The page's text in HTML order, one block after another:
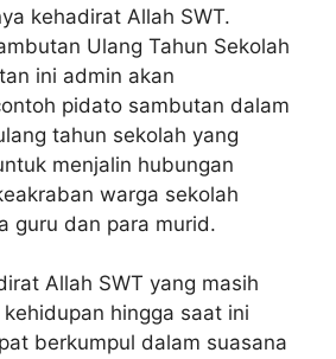
kehadirat Allah SWT.
Ulang Tahun Sekolah
ini admin akan
pidato sambutan dalam
tahun sekolah yang
menjalin hubungan
warga sekolah
guru dan para murid.
Allah SWT yang masih
hingga saat ini
berkumpul dalam suasana